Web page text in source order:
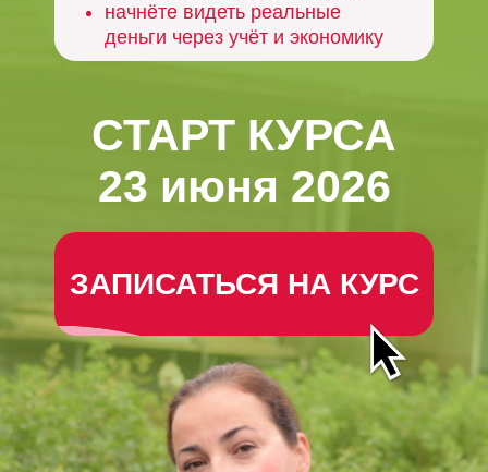
начнёте видеть реальные
деньги через учёт и экономику
ЗАПИСАТЬСЯ НА КУРС
СТАРТ КУРСА
23 июня 2026